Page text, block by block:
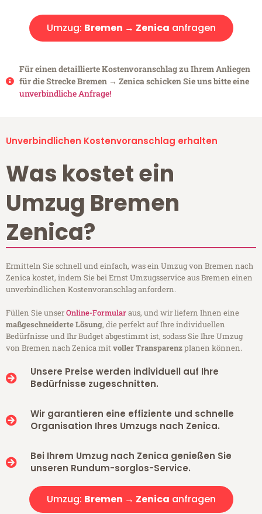
Umzug: Bremen → Zenica anfragen
Für einen detaillierte Kostenvoranschlag zu Ihrem Anliegen
für die Strecke Bremen → Zenica schicken Sie uns bitte eine
unverbindliche Anfrage!
Unverbindlichen Kostenvoranschlag erhalten
Was kostet ein
Umzug Bremen
Zenica?
Ermitteln Sie schnell und einfach, was ein Umzug von Bremen nach
Zenica kostet, indem Sie bei Ernst Umzugsservice aus Bremen einen
unverbindlichen Kostenvoranschlag anfordern.
Füllen Sie unserOnline-Formularaus, und wir liefern Ihnen eine
maßgeschneiderte Lösung, die perfekt auf Ihre individuellen
Bedürfnisse und Ihr Budget abgestimmt ist, sodass Sie Ihre Umzug
von Bremen nach Zenica mitvoller Transparenzplanen können.
Unsere Preise werden individuell auf Ihre
Bedürfnisse zugeschnitten.
Wir garantieren eine effiziente und schnelle
Organisation Ihres Umzugs nach Zenica.
Bei Ihrem Umzug nach Zenica genießen Sie
unseren Rundum-sorglos-Service.
Umzug: Bremen → Zenica anfragen